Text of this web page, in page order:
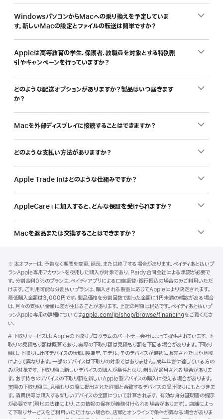
ん、
新
し
い
を
学
で
ど
WindowsパソコンからMacへの乗り換えを予定していま
す。新しいMacの設定とファイルの転送は簡単ですか？
Appleは高等教育の学生、保護者、教職員を対象とする特別割
引やキャンペーンを行っていますか？
どのような配送オプションがありますか？製品はいつ届きます
か？
Macを外部ディスプレイに接続することはできますか？
どのような支払い方法がありますか？
Apple Trade Inはどのような仕組みですか？
AppleCare+に加入すると、どんな保証を受けられますか？
Macを返品または交換することはできますか？
ッ
タ
ー
注
脚
注
※ 本オファーは、予告なく期間を変更、延長、または終了する場合があります。ペイディあと払いプ
ランApple専用アカウントを使用した購入が対象であり、Paidy合同会社による承認が必要で
す。分割金利0%のプランは、ペイディアプリによる口座振替・銀行振込の場合のみご利用いただ
けます。ご利用可能な分割払いプランは、購入される製品に応じてAppleにより決定されます。
最低購入金額は3,000円です。製品価格を分割回数で割った金額に1円未満の端数がある場合
は、月々の支払い金額に差が生じることがあります。上記の月額は税込です。ペイディあと払いプ
ランApple専用の詳細についてはapple.com/jp/shop/browse/financingをご覧くださ
い。
脚
注
# 下取りサービスは、Appleの下取りプログラムのパートナー会社によって提供されています。下
取りの見積もり額は概算であり、実際の下取り額は見積もり額を下回る場合があります。下取り
額は、下取りに出すデバイスの状態、製造年、モデル、そのデバイスが最初に販売された国や地域
によって異なります。一部のデバイスは下取りの対象ではありません。成年年齢に達している方の
みが対象です。下取り額は新しいデバイスの購入が条件となり、制限が適用される場合がありま
す。お手持ちのデバイスの下取り額を新しいApple製デバイスの購入に使える場合があります。
実際の下取り額は、見積もりの際に提出された詳細と合致するデバイスの受け取りにもとづきま
す。消費税等は購入する新しいデバイスの全額について計算されます。 有効な身分証明書の提示
が必要です（現地の法律により、この情報の保存が義務付けられる場合があります）。 店舗によっ
て下取りサービスをご利用いただけない場合や、店頭とオンラインで条件が異なる場合がありま